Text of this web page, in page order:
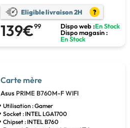
Eligible livraison 2H ?
139€99 Dispo web :En Stock
Dispo magasin :
En Stock
Carte mère
Asus PRIME B760M-F WIFI
Utilisation : Gamer
Socket : INTEL LGA1700
Chipset : INTEL B760